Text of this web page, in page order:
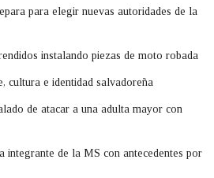
para elegir nuevas autoridades de la
instalando piezas de moto robada
cultura e identidad salvadoreña
de atacar a una adulta mayor con
integrante de la MS con antecedentes por